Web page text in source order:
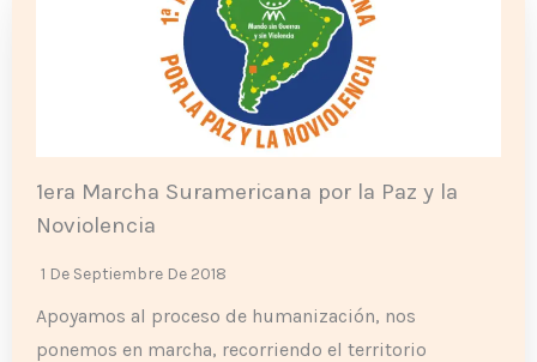
1era Marcha Suramericana por la Paz y la
Noviolencia
1 De Septiembre De 2018
Apoyamos al proceso de humanización, nos
ponemos en marcha, recorriendo el territorio